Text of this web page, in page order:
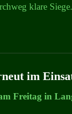
klare Siege.
im
Freitag in